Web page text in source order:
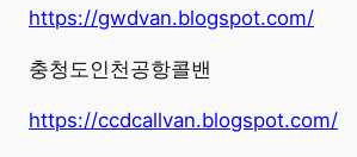
https://gwdvan.blogspot.com/
충청도인천공항콜밴
https://ccdcallvan.blogspot.com/